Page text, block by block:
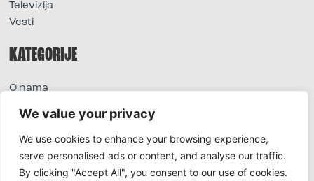
We value your privacy
We use cookies to enhance your browsing experience,
serve personalised ads or content, and analyse our traffic.
By clicking "Accept All", you consent to our use of cookies.
Televizija
Vesti
KATEGORIJE
O nama
Extra
Foto
Moda
TV